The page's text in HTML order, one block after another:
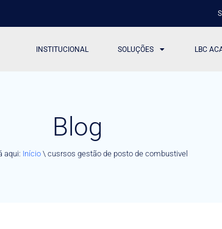
INSTITUCIONAL SOLUÇÕES LBC
Blog
aqui: Início\ cusrsos gestão de posto de combustivel